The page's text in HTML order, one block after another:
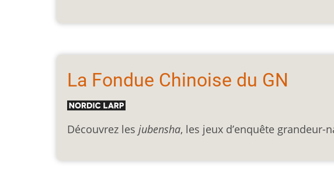
La Fondue Chinoise du GN
Découvrez les jubensha, les jeux d’enquête